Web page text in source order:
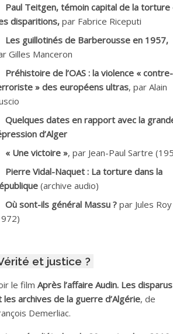
Ramdane *
Baghdad*
Boualem*
Rachid
Omar *
Vve AIT SAADA
Mohamed Akli
Paul Teitgen, témoin capital de la torture
disparitions, par Fabrice Riceputi
Les guillotinés de Barberousse en 1957,
Gilles Manceron
Préhistoire de l’OAS : la violence « contre-
» des européens ultras, par Alain
Quelques dates en rapport avec la
d’Alger
« Une victoire », par Jean-Paul Sartre
Pierre Vidal-Naquet : La torture dans la
(archive audio)
Où sont-ils général Massu ? par Jules Roy
et justice ?
le film Après l’affaire Audin. Les disparus
les archives de la guerre d’Algérie, de
Demerliac.